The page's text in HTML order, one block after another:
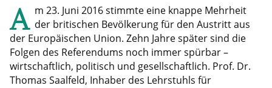
A m 23. Juni 2016 stimmte eine knappe Mehrheit
der britischen Bevölkerung für den Austritt aus
der Europäischen Union. Zehn Jahre später sind die
Folgen des Referendums noch immer spürbar –
wirtschaftlich, politisch und gesellschaftlich. Prof. Dr.
Thomas Saalfeld, Inhaber des Lehrstuhls für